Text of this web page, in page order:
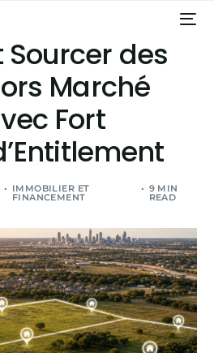
des
Marché
Fort
IMMOBILIER ET
FINANCEMENT
9 MIN
READ